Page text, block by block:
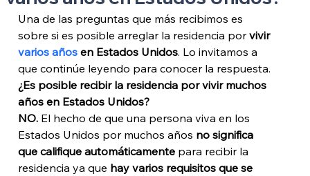
Una de las preguntas que más recibimos es
sobre si es posible arreglar la residencia por vivir
varios años en Estados Unidos. Lo invitamos a
que continúe leyendo para conocer la respuesta.
¿Es posible recibir la residencia por vivir muchos
años en Estados Unidos?
NO. El hecho de que una persona viva en los
Estados Unidos por muchos años no significa
que califique automáticamente para recibir la
residencia ya que hay varios requisitos que se